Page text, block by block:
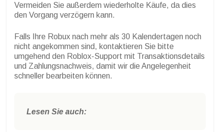
Vermeiden Sie außerdem wiederholte Käufe, da dies
den Vorgang verzögern kann.
Falls Ihre Robux nach mehr als 30 Kalendertagen noch
nicht angekommen sind, kontaktieren Sie bitte
umgehend den Roblox-Support mit Transaktionsdetails
und Zahlungsnachweis, damit wir die Angelegenheit
schneller bearbeiten können.
Lesen Sie auch: